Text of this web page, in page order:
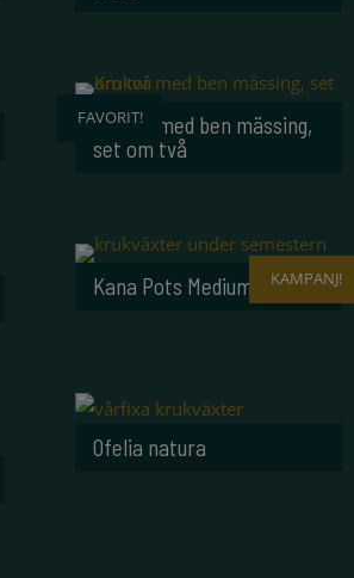
FAVORIT!
Krukor med ben mässing,
set om två
KAMPANJ!
Kana Pots Medium Sahara
Ofelia natura